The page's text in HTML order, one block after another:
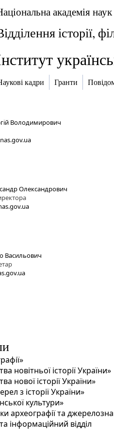
академія
історії,
кадри Гранти
Володимирович
Олександрович
Васильович
новітньої історії України»
нової історії України»
з історії України»
культури»
археографії та
інформаційний відділ